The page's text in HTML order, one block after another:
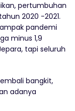
pertumbuhan
2020 -2021.
pandemi
minus 1,9
tapi seluruh
bangkit,
adanya